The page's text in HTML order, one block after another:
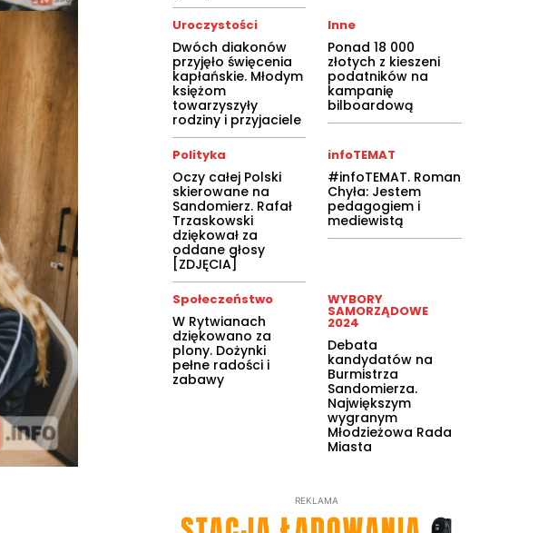
Uroczystości
Dwóch diakonów
przyjęło święcenia
kapłańskie. Młodym
księżom
towarzyszyły
rodziny i przyjaciele
Inne
Ponad 18 000
złotych z kieszeni
podatników na
kampanię
bilboardową
Polityka
Oczy całej Polski
skierowane na
Sandomierz. Rafał
Trzaskowski
dziękował za
oddane głosy
[ZDJĘCIA]
infoTEMAT
#infoTEMAT. Roman
Chyła: Jestem
pedagogiem i
mediewistą
Społeczeństwo
W Rytwianach
dziękowano za
plony. Dożynki
pełne radości i
zabawy
WYBORY
SAMORZĄDOWE
2024
Debata
kandydatów na
Burmistrza
Sandomierza.
Największym
wygranym
Młodzieżowa Rada
Miasta
REKLAMA